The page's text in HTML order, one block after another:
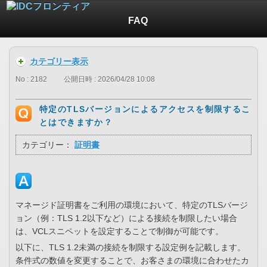
FAQ
カテゴリー表示
No : 2182 公開日時 : 2026/04/28 10:08
特定のTLSバージョンによるアクセスを制限するこ
とはできますか？
カテゴリー： 証明書
マネージド証明書をご利用の環境において、特定のTLSバージ
ョン（例：TLS 1.2以下など）による接続を制限したい場合
は、VCLスニペットを設定することで制御が可能です。
以下に、TLS 1.2未満の接続を制限する設定例を記載します。
条件式の数値を変更することで、お客さまの環境に合わせたカ